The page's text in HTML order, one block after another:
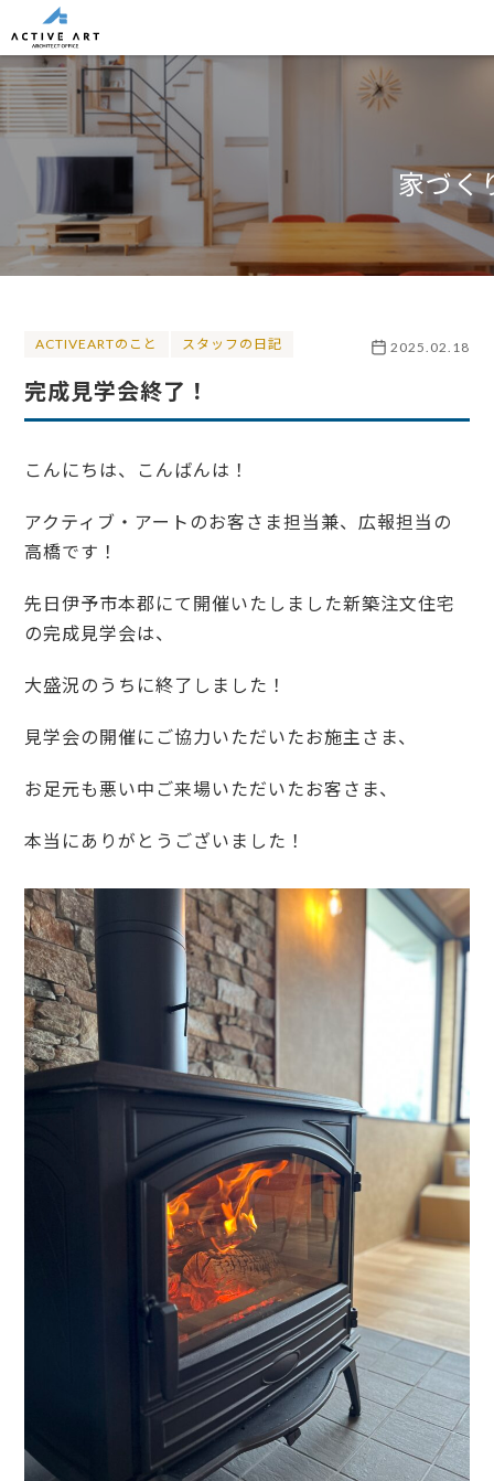
家づく
ACTIVEARTのこと スタッフの日記 2025.02.18
完成見学会終了！
こんにちは、こんばんは！
アクティブ・アートのお客さま担当兼、広報担当の
高橋です！
先日伊予市本郡にて開催いたしました新築注文住宅
の完成見学会は、
大盛況のうちに終了しました！
見学会の開催にご協力いただいたお施主さま、
お足元も悪い中ご来場いただいたお客さま、
本当にありがとうございました！